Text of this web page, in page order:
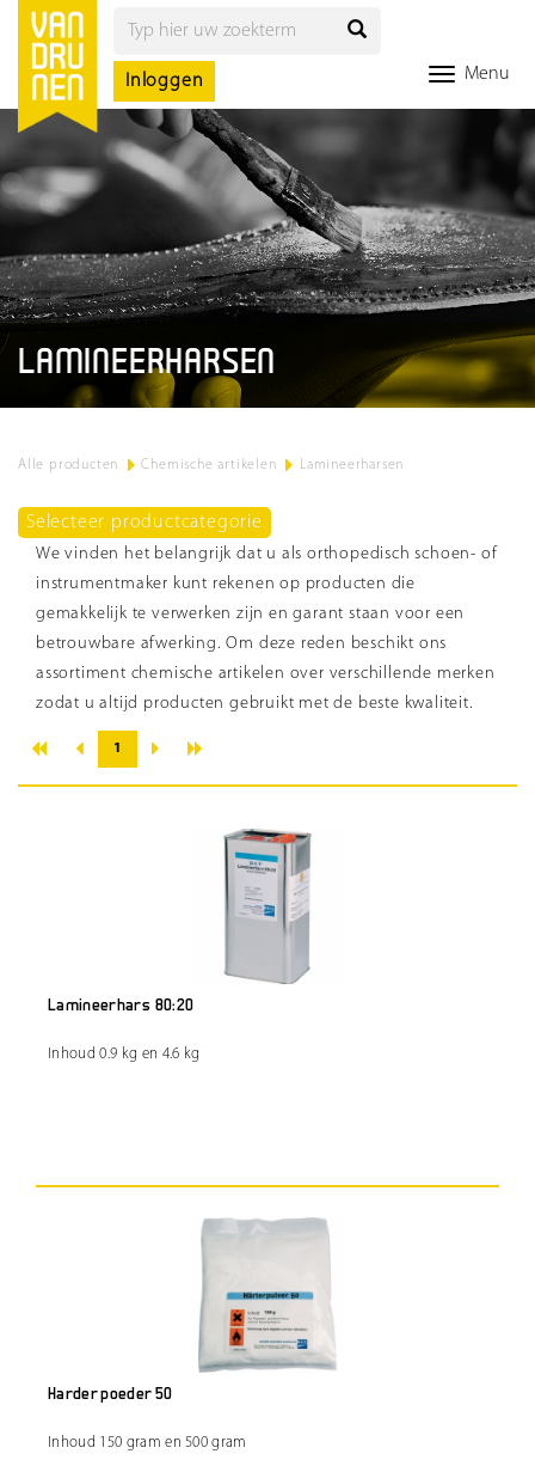
Menu
Inloggen
LAMINEERHARSEN
Alle producten > Chemische artikelen > Lamineerharsen
Selecteer productcategorie
We vinden het belangrijk dat u als orthopedisch schoen- of
instrumentmaker kunt rekenen op producten die
gemakkelijk te verwerken zijn en garant staan voor een
betrouwbare afwerking. Om deze reden beschikt ons
assortiment chemische artikelen over verschillende merken
zodat u altijd producten gebruikt met de beste kwaliteit.
« ‹ 1 › »
Lamineerhars 80:20
Inhoud 0.9 kg en 4.6 kg
Harder poeder 50
Inhoud 150 gram en 500 gram